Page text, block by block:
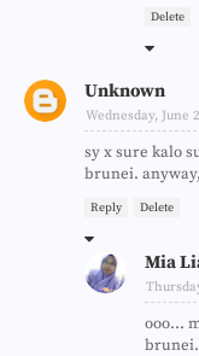
Delete
Unknown
Wednesday, June
sy x sure kalo
brunei.
Reply Delete
Mia
ooo...